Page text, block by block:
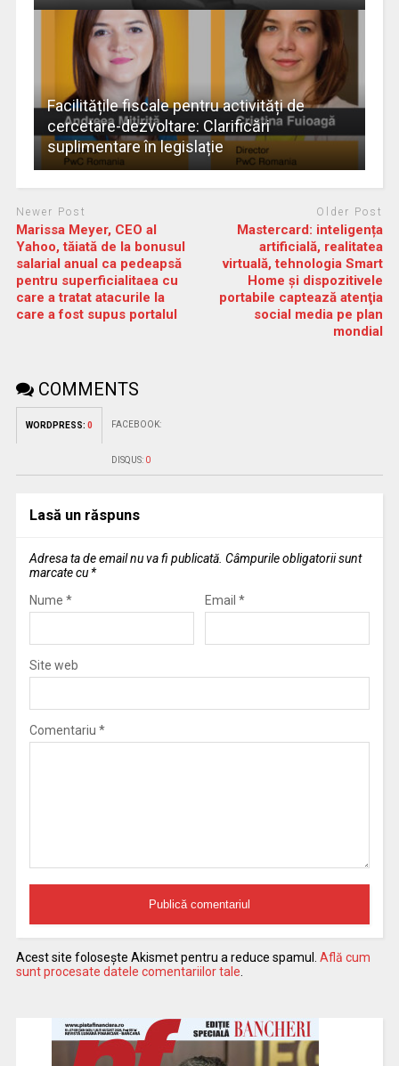
Facilitățile fiscale pentru activități de
cercetare-dezvoltare: Clarificări
suplimentare în legislație
Newer Post
Marissa Meyer, CEO al
Yahoo, tăiată de la bonusul
salarial anual ca pedeapsă
pentru superficialitaea cu
care a tratat atacurile la
care a fost supus portalul
Older Post
Mastercard: inteligența
artificială, realitatea
virtuală, tehnologia Smart
Home și dispozitivele
portabile captează atenţia
social media pe plan
mondial
COMMENTS
WORDPRESS: 0 FACEBOOK:
DISQUS: 0
Lasă un răspuns
Adresa ta de email nu va fi publicată. Câmpurile obligatorii sunt
marcate cu *
Nume * Email *
Site web
Comentariu *
Acest site folosește Akismet pentru a reduce spamul. Află cum
sunt procesate datele comentariilor tale